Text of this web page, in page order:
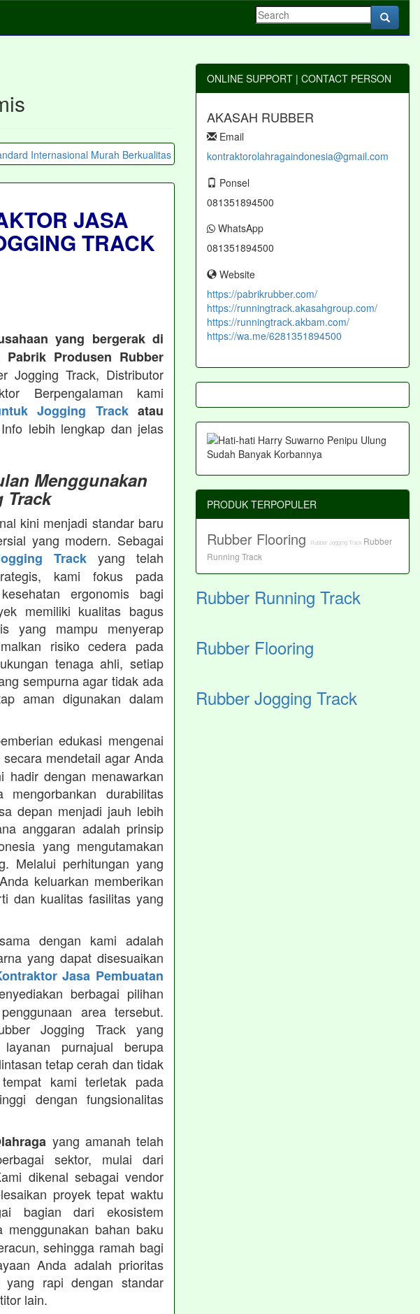
JASA
TRACK
yang bergerak di
Pabrik Produsen Rubber
Jogging Track, Distributor
Berpengalaman kami
Jogging Trackatau
lebih lengkap dan jelas
Menggunakan
Track
kini menjadi standar baru
yang modern. Sebagai
Trackyang telah
kami fokus pada
ergonomis bagi
memiliki kualitas bagus
yang mampu menyerap
risiko cedera pada
tenaga ahli, setiap
sempurna agar tidak ada
aman digunakan dalam
edukasi mengenai
secara mendetail agar Anda
hadir dengan menawarkan
durabilitas
depan menjadi jauh lebih
anggaran adalah prinsip
yang mengutamakan
Melalui perhitungan yang
keluarkan memberikan
dan kualitas fasilitas yang
dengan kami adalah
yang dapat disesuaikan
Jasa Pembuatan
berbagai pilihan
area tersebut.
Jogging Track yang
purnajual berupa
tetap cerah dan tidak
kami terletak pada
dengan fungsionalitas
yang amanah telah
sektor, mulai dari
dikenal sebagai vendor
proyek tepat waktu
bagian dari ekosistem
menggunakan bahan baku
sehingga ramah bagi
Anda adalah prioritas
rapi dengan standar
lain.
ONLINE SUPPORT | CONTACT PERSON
AKASAH RUBBER
Email
kontraktorolahragaindonesia@gmail.com
Ponsel
081351894500
WhatsApp
081351894500
Website
https://pabrikrubber.com/
https://runningtrack.akasahgroup.com/
https://runningtrack.akbam.com/
https://wa.me/6281351894500
PRODUK TERPOPULER
Rubber Flooring Rubber Jogging Track Rubber
Running Track
Rubber Running Track
Rubber Flooring
Rubber Jogging Track